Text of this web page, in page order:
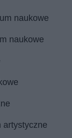
naukowe
naukowe
artystyczne